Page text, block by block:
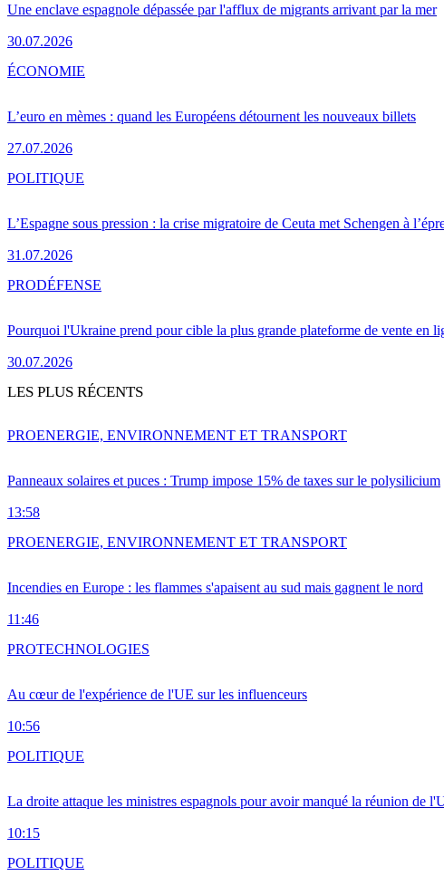
Une enclave espagnole dépassée par l'afflux de migrants arrivant par la mer
30.07.2026
L’euro en mèmes : quand les Européens détournent les nouveaux billets
27.07.2026
ÉCONOMIE
L’Espagne sous pression : la crise migratoire de Ceuta met Schengen à
31.07.2026
POLITIQUE
Pourquoi l'Ukraine prend pour cible la plus grande plateforme de vente en
30.07.2026
PRODÉFENSE
LES PLUS RÉCENTS
Panneaux solaires et puces : Trump impose 15% de taxes sur le polysilicium
13:58
PROENERGIE, ENVIRONNEMENT ET TRANSPORT
Incendies en Europe : les flammes s'apaisent au sud mais gagnent le nord
11:46
PROENERGIE, ENVIRONNEMENT ET TRANSPORT
Au cœur de l'expérience de l'UE sur les influenceurs
10:56
PROTECHNOLOGIES
La droite attaque les ministres espagnols pour avoir manqué la réunion de
10:15
POLITIQUE
POLITIQUE